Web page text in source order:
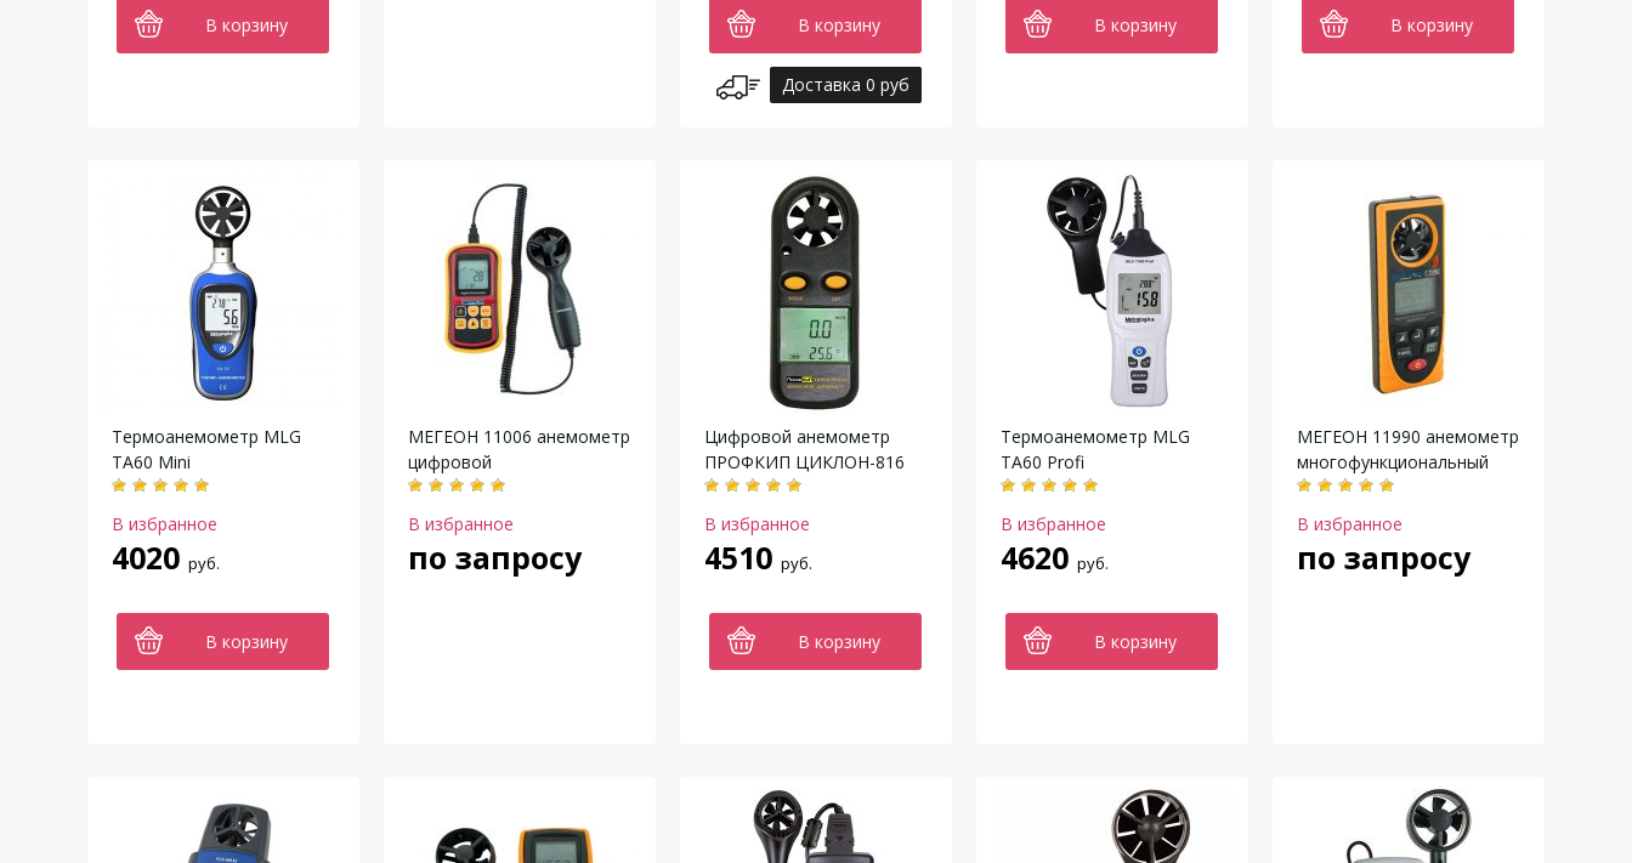
В корзину В корзину
Доставка 0 руб
В корзину В корзину
Термоанемометр MLG
TA60 Mini
В избранное
4020 руб.
В корзину
МЕГЕОН 11006 анемометр
цифровой
В избранное
по запросу
Цифровой анемометр
ПРОФКИП ЦИКЛОН-816
В избранное
4510 руб.
В корзину
Термоанемометр MLG
TA60 Profi
В избранное
4620 руб.
В корзину
МЕГЕОН 11990 анемометр
многофункциональный
В избранное
по запросу